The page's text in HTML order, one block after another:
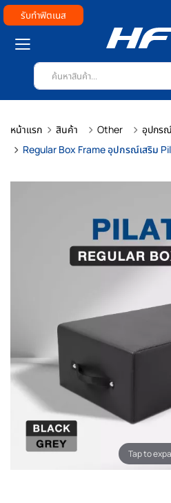
รับทำฟิตเนส
หน้าแรก สินค้า Other
อุปกร
Regular Box Frame อุปกรณ์เสริม
Tap to